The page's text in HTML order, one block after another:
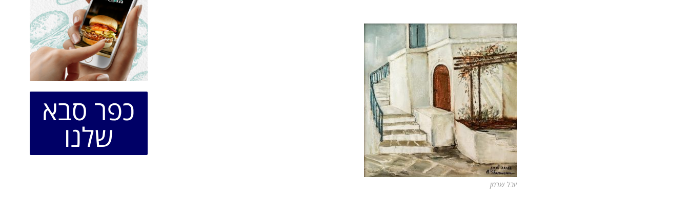
יובל שרמן
כפר סבא
שלנו